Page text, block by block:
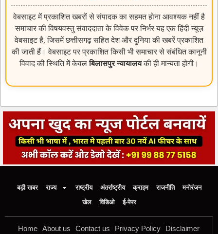
वेबसाइट में प्रकाशित खबरों से संपादक का सहमत होना आवश्यक नहीं है
समाचार की विषयवस्तु संवाददाता के विवेक पर निर्भर यह एक हिंदी न्यूज़
वेबसाइट है, जिसमें छत्तीसगढ़ सहित देश और दुनिया की खबरें प्रकाशित
की जाती हैं। वेबसाइट पर प्रकाशित किसी भी समाचार से संबंधित कानूनी
विवाद की स्थिति में केवलबिलासपुर न्यायालयकी ही मान्यता होगी।
बड़ी खबर राज्य राष्ट्रीय अंतर्राष्ट्रीय क्राइम राजनीति
मनोरंजन
खेल
विडिओ ई-पेपर
Home About us Contact us Privacy Policy Disclaimer